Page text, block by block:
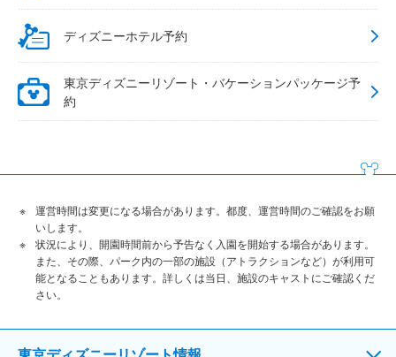
ディズニーホテル予約
東京ディズニーリゾート・バケーションパッケージ予
約
運営時間は変更になる場合があります。都度、運営時間のご確認をお願
いします。
状況により、開園時間前から予告なく入園を開始する場合があります。
また、その際、パーク内の一部の施設（アトラクションなど）が利用可
能となることもあります。詳しくは当日、施設のキャストにご確認くだ
さい。